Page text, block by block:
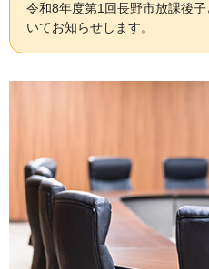
令和8年度第1回長野市放課後
いてお知らせします。